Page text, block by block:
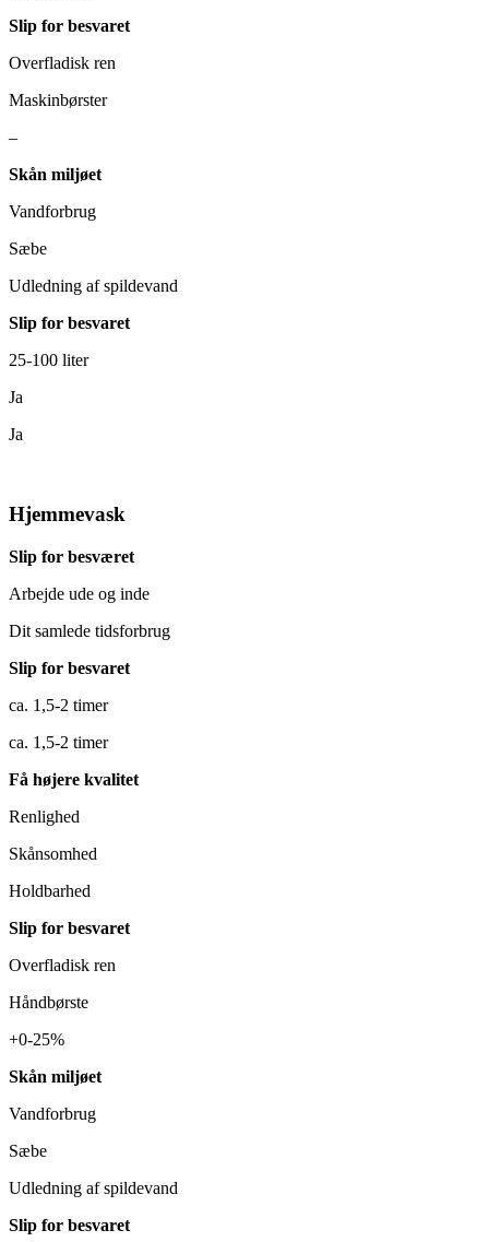
Slip for besvaret
Overfladisk ren
Maskinbørster
–
Skån miljøet
Vandforbrug
Sæbe
Udledning af spildevand
Slip for besvaret
25-100 liter
Ja
Ja
Hjemmevask
Slip for besværet
Arbejde ude og inde
Dit samlede tidsforbrug
Slip for besvaret
ca. 1,5-2 timer
ca. 1,5-2 timer
Få højere kvalitet
Renlighed
Skånsomhed
Holdbarhed
Slip for besvaret
Overfladisk ren
Håndbørste
+0-25%
Skån miljøet
Vandforbrug
Sæbe
Udledning af spildevand
Slip for besvaret